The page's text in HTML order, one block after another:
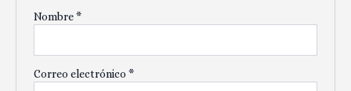
Nombre*
Correo electrónico *